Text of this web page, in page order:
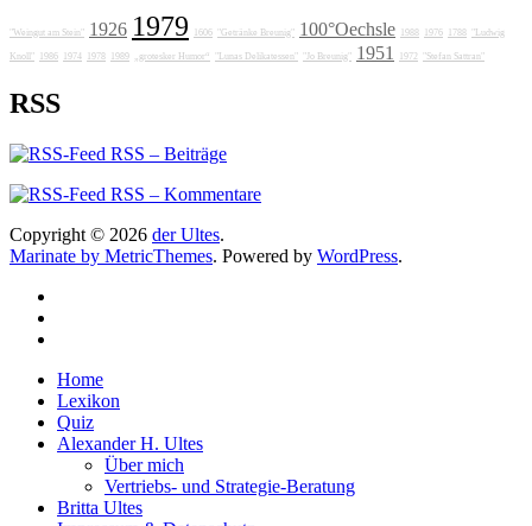
"Weingut am Stein" 1926 1979 1606 "Getränke Breunig" 100°Oechsle 1988 1976 1788 "Ludwig
Knoll" 1986 1974 1978 1989 „grotesker Humor“ "Lunas Delikatessen" "Jo Breunig" 1951 1972 "Stefan Sattran"
RSS
RSS – Beiträge
RSS – Kommentare
Copyright © 2026 der Ultes.
Marinate by MetricThemes. Powered by WordPress.
Home
Lexikon
Quiz
Alexander H. Ultes
Über mich
Vertriebs- und Strategie-Beratung
Britta Ultes